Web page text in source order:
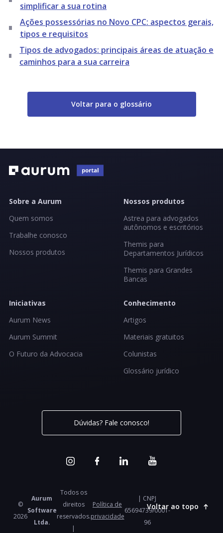
simplificar a sua rotina
Ações possessórias no Novo CPC: aspectos gerais,
tipos e requisitos
Tipos de advogados: principais áreas de atuação e
caminhos para a sua carreira
Voltar para o glossário
Sobre a Aurum
Quem somos
Trabalhe conosco
Nossos produtos
Nossos produtos
Astrea para advogados
autônomos e escritórios
Themis para
Departamentos Jurídicos
Themis para Grandes
Bancas
Iniciativas
Aurum News
Aurum Summit
O Futuro da Advocacia
Conhecimento
Artigos
Materiais gratuitos
Colunistas
Glossário jurídico
Dúvidas? Fale conosco!
©
2026
Aurum
Software
Ltda.
Todos os
direitos
reservados.
|
Política de
privacidade
| CNPJ
65694739/0001-
96
Voltar ao topo